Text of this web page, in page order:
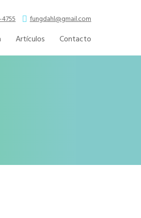
4755 fungdahl@gmail.com
Artículos Contacto